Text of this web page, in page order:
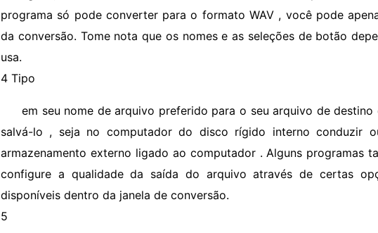
programa só pode converter para o formato WAV , você pode
da conversão. Tome nota que os nomes e as seleções de botão
usa.
4 Tipo
em seu nome de arquivo preferido para o seu arquivo de
salvá-lo , seja no computador do disco rígido interno conduzir
armazenamento externo ligado ao computador . Alguns programas
configure a qualidade da saída do arquivo através de certas
disponíveis dentro da janela de conversão.
5